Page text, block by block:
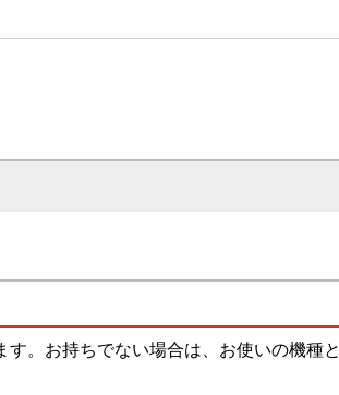
。お持ちでない場合は、お使いの機種と